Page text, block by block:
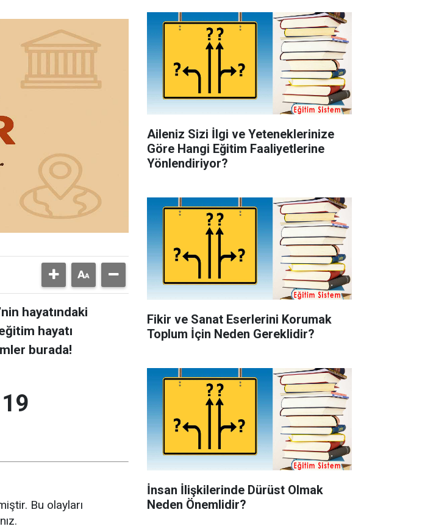
hayatındaki
hayatı
burada!
Bu olayları
Aileniz Sizi İlgi ve Yeteneklerinize
Göre Hangi Eğitim Faaliyetlerine
Yönlendiriyor?
Fikir ve Sanat Eserlerini Korumak
Toplum İçin Neden Gereklidir?
İnsan İlişkilerinde Dürüst Olmak
Neden Önemlidir?